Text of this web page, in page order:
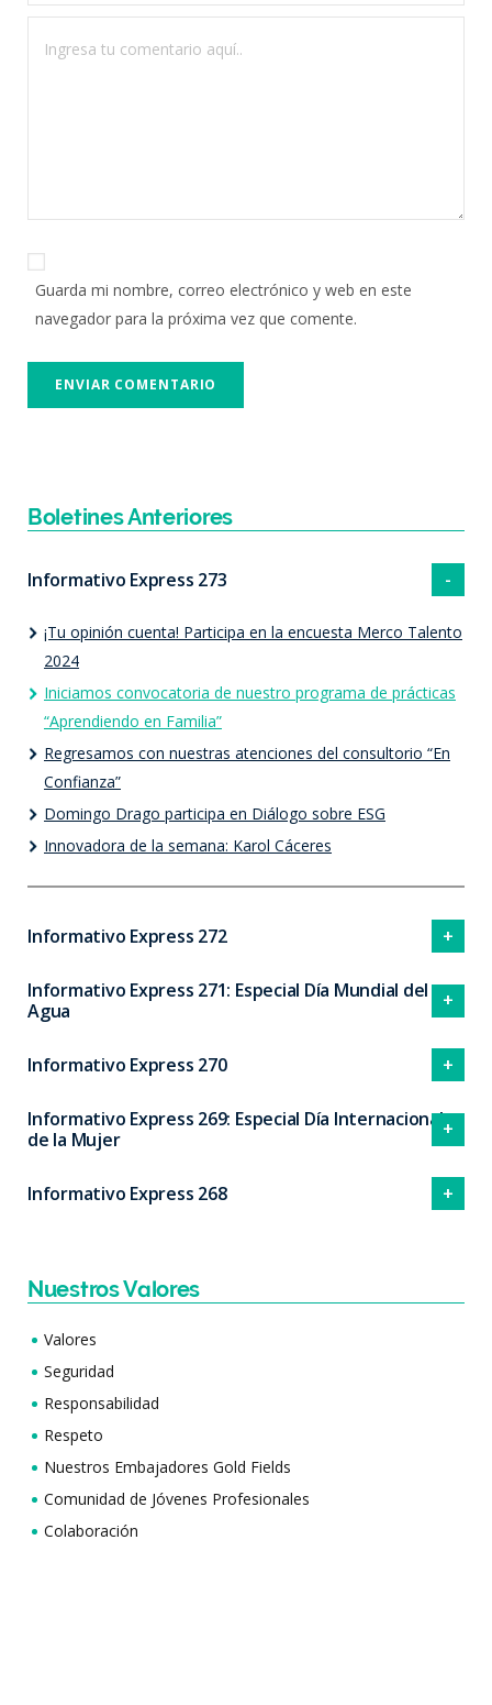
Guarda mi nombre, correo electrónico y web en este
navegador para la próxima vez que comente.
Boletines Anteriores
Informativo Express 273
¡Tu opinión cuenta! Participa en la encuesta Merco Talento
2024
Iniciamos convocatoria de nuestro programa de prácticas
“Aprendiendo en Familia”
Regresamos con nuestras atenciones del consultorio “En
Confianza”
Domingo Drago participa en Diálogo sobre ESG
Innovadora de la semana: Karol Cáceres
Informativo Express 272
Informativo Express 271: Especial Día Mundial del
Agua
Informativo Express 270
Informativo Express 269: Especial Día Internacional
de la Mujer
Informativo Express 268
Nuestros Valores
Valores
Seguridad
Responsabilidad
Respeto
Nuestros Embajadores Gold Fields
Comunidad de Jóvenes Profesionales
Colaboración